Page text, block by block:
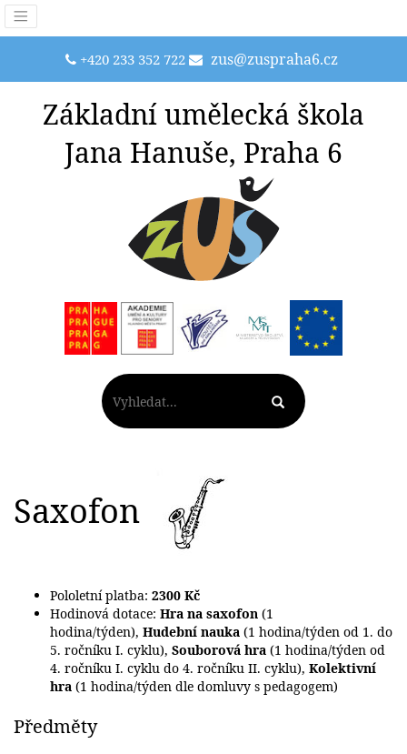
+420 233 352 722 zus@zuspraha6.cz
Základní umělecká škola
Jana Hanuše, Praha 6
Saxofon
Pololetní platba: 2300 Kč
Hodinová dotace: Hra na saxofon (1
hodina/týden), Hudební nauka (1 hodina/týden od 1. do
5. ročníku I. cyklu), Souborová hra (1 hodina/týden od
4. ročníku I. cyklu do 4. ročníku II. cyklu), Kolektivní
hra (1 hodina/týden dle domluvy s pedagogem)
Předměty